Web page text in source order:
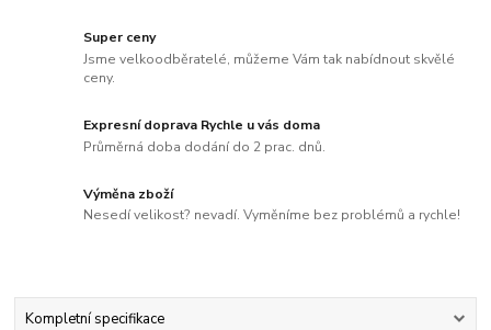
Super ceny
Jsme velkoodběratelé, můžeme Vám tak nabídnout skvělé
ceny.
Expresní doprava Rychle u vás doma
Průměrná doba dodání do 2 prac. dnů.
Výměna zboží
Nesedí velikost? nevadí. Vyměníme bez problémů a rychle!
Kompletní specifikace